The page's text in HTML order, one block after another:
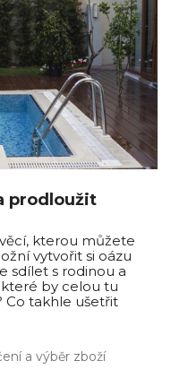
prodloužit
kterou můžete
vytvořit si oázu
sdílet s rodinou a
by celou tu
Co takhle ušetřit
a výběr zboží